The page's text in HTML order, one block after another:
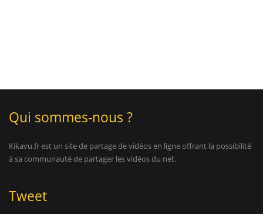
Qui sommes-nous ?
Kikavu.fr est un site de partage de vidéos en ligne offrant la possibilité
à sa communauté de partager les vidéos du net.
Tweet